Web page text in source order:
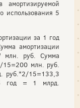
амортизируемой
использования 5
за 1 год
амортизации
руб. Сумма
15=200 млн. руб.
руб.*2/15=133,3
год = 1 млрд.